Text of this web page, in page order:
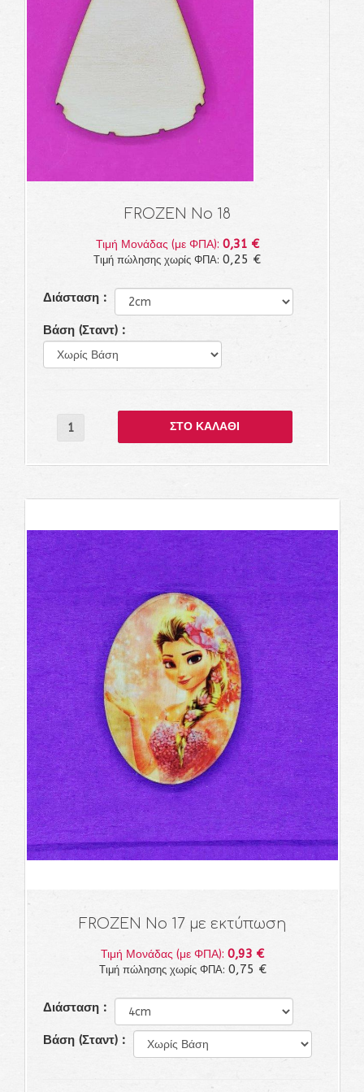
FROZEN Νο 18
Τιμή Μονάδας (με ΦΠΑ): 0,31 €
Τιμή πώλησης χωρίς ΦΠΑ: 0,25 €
Διάσταση :
Βάση (Σταντ) :
FROZEN Νο 17 με εκτύπωση
Τιμή Μονάδας (με ΦΠΑ): 0,93 €
Τιμή πώλησης χωρίς ΦΠΑ: 0,75 €
Διάσταση :
Βάση (Σταντ) :